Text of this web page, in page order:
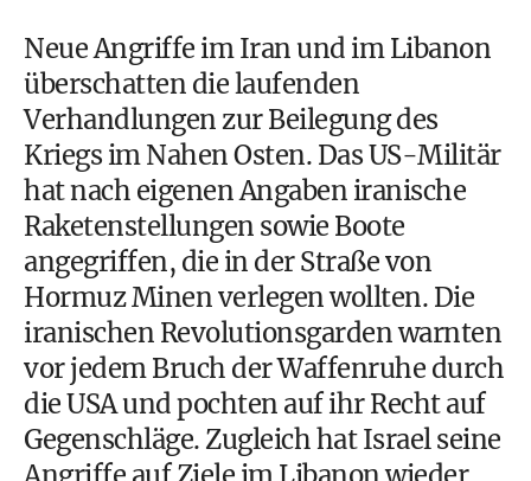
Neue Angriffe im Iran und im Libanon
überschatten die laufenden
Verhandlungen zur Beilegung des
Kriegs im Nahen Osten. Das US-Militär
hat nach eigenen Angaben iranische
Raketenstellungen sowie Boote
angegriffen, die in der Straße von
Hormuz Minen verlegen wollten. Die
iranischen Revolutionsgarden warnten
vor jedem Bruch der Waffenruhe durch
die USA und pochten auf ihr Recht auf
Gegenschläge. Zugleich hat Israel seine